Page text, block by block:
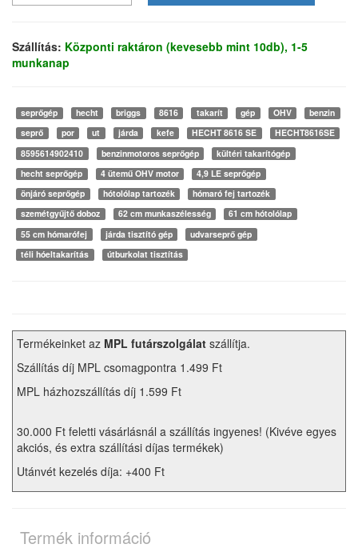
Szállítás: Központi raktáron (kevesebb mint 10db), 1-5
munkanap
seprőgép hecht briggs 8616 takarít gép OHV
benzin
seprő
por ut járda kefe HECHT 8616 SE
HECHT8616SE
8595614902410
benzinmotoros seprőgép
kültéri takarítógép
hecht seprőgép
4 ütemű OHV motor
4,9 LE seprőgép
önjáró seprőgép
hótolólap tartozék
hómaró fej tartozék
szemétgyűjtő doboz
62 cm munkaszélesség
61 cm hótolólap
55 cm hómarófej
járda tisztító gép
udvarseprő gép
téli hóeltakarítás
útburkolat tisztítás
Termékeinket az MPL futárszolgálat szállítja.
Szállítás díj MPL csomagpontra 1.499 Ft
MPL házhozszállítás díj 1.599 Ft
30.000 Ft feletti vásárlásnál a szállítás ingyenes! (Kivéve egyes
akciós, és extra szállítási díjas termékek)
Utánvét kezelés díja: +400 Ft
Termék információ